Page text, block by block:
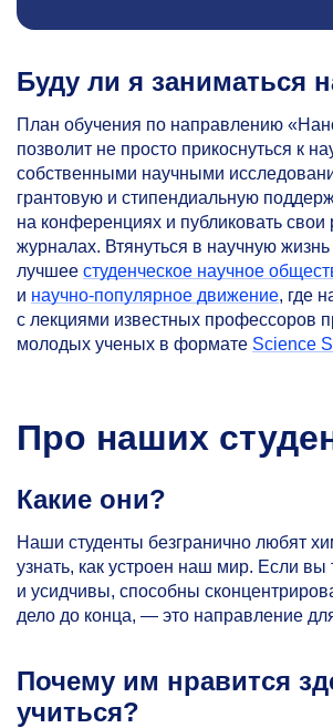
Буду ли я заниматься
План обучения по направлению
позволит не просто прикоснуться к
собственными научными
грантовую и стипендиальную
на конференциях и публиковать
журналах. Втянуться в научную
лучшее студенческое научное
и научно-популярное движение, где
с лекциями известных профессоров
молодых ученых в формате Science
Про наших
Какие они?
Наши студенты безгранично любят
узнать, как устроен наш мир. Если вы
и усидчивы, способны
дело до конца, — это направление
Почему им нравится
учиться?